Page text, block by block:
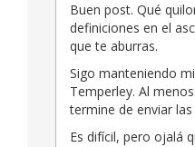
Buen post. Qué
definiciones en el
que te aburras.
Sigo manteniendo
Temperley. Al
termine de enviar
Es difícil, pero ojalá